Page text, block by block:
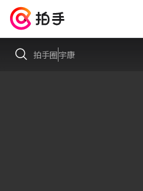
拍手圈宇康